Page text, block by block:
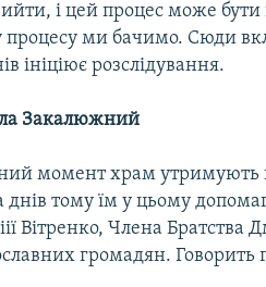
і цей процес може
процесу ми бачимо. Сюди
ініціює розслідування.
Закалюжний
момент храм утримують
днів тому їм у цьому
Вітренко, Члена Братства
громадян. Говорить